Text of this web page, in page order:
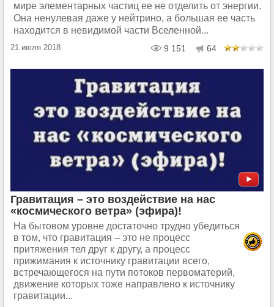
мире элементарных частиц ее не отделить от энергии.
Она ненулевая даже у нейтрино, а большая ее часть
находится в невидимой части Вселенной...
21 июля 2018 9 151 64
Гравитация – это воздействие на нас
«космического ветра» (эфира)!
На бытовом уровне достаточно трудно убедиться
в том, что гравитация – это не процесс
притяжения тел друг к другу, а процесс
прижимания к источнику гравитации всего,
встречающегося на пути потоков первоматерий,
движение которых тоже направлено к источнику
гравитации...